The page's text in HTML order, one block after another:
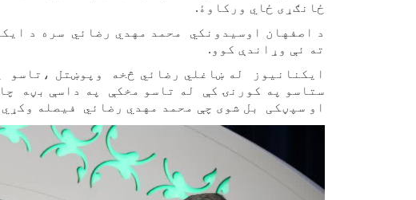
ځانګړی ځاي ورکاوۀ.
د اصفهان اوسیدونکي محمد مهدي رضائي سره د
ته ئې وړاندې کوو.
ایکنانیوز له ښاغلي رضائي څخه وپوښتل
ستاسو په کورنۍ کې له تاسو مخکې په داسې بڼه
او سپڼکی بل شوی چې محمد مهدي رضائي فیصله